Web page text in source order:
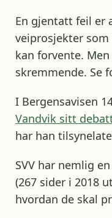
En gjentatt feil er
veiprosjekter
kan forvente.
skremmende. Se
I Bergensavisen
Vandvik sitt
har han
SVV har nemlig
(267 sider i 2018
hvordan de skal